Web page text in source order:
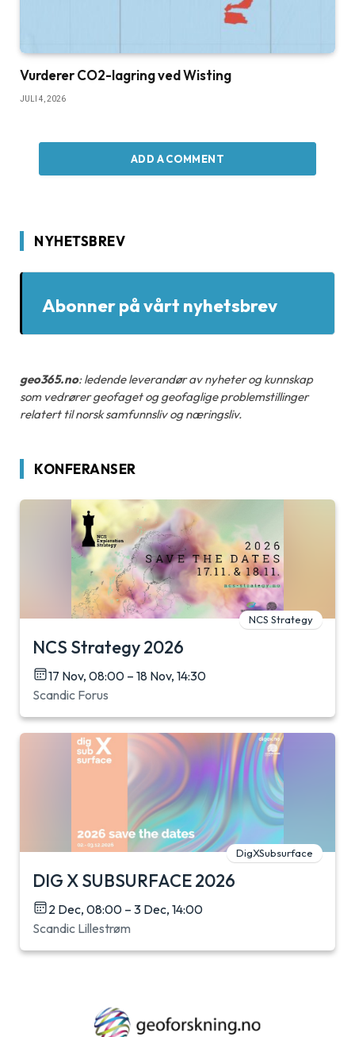
Vurderer CO2-lagring ved Wisting
JULI 4, 2026
ADD A COMMENT
NYHETSBREV
Abonner på vårt nyhetsbrev
geo365.no: ledende leverandør av nyheter og kunnskap
som vedrører geofaget og geofaglige problemstillinger
relatert til norsk samfunnsliv og næringsliv.
KONFERANSER
NCS Strategy
NCS Strategy 2026
17 Nov, 08:00 – 18 Nov, 14:30
Scandic Forus
DigXSubsurface
DIG X SUBSURFACE 2026
2 Dec, 08:00 – 3 Dec, 14:00
Scandic Lillestrøm